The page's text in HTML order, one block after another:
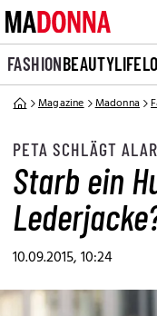
FASHIONBEAUTYLIFE
Magazine Madonna
PETA SCHLÄGT
Starb ein
10.09.2015, 10:24